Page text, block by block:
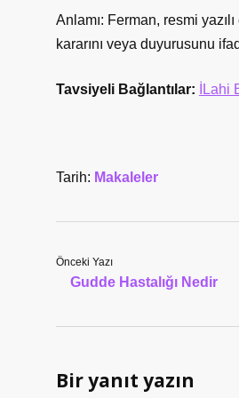
Anlamı: Ferman, resmi
kararını veya duyurusunu
Tavsiyeli Bağlantılar: İLahi
Tarih: Makaleler
Önceki Yazı
Gudde Hastalığı Nedir
Bir yanıt yazın